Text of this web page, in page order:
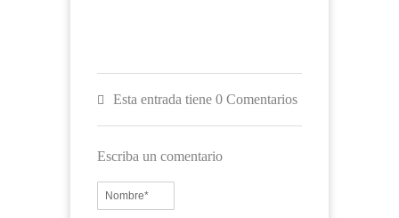
Esta entrada tiene 0 Comentarios
Escriba un comentario